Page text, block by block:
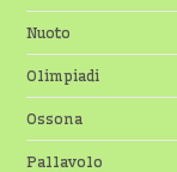
Nuoto
Olimpiadi
Ossona
Pallavolo